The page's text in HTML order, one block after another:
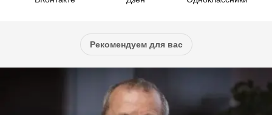
Рекомендуем для вас